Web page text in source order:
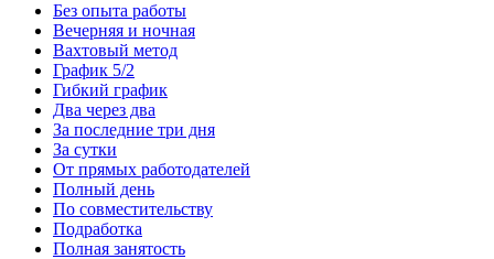
Без опыта работы
Вечерняя и ночная
Вахтовый метод
График 5/2
Гибкий график
Два через два
За последние три дня
За сутки
От прямых работодателей
Полный день
По совместительству
Подработка
Полная занятость